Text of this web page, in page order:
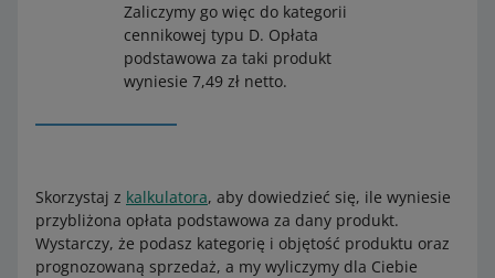
Zaliczymy go więc do kategorii
cennikowej typu D. Opłata
podstawowa za taki produkt
wyniesie 7,49 zł netto.
Skorzystaj z kalkulatora, aby dowiedzieć się, ile wyniesie
przybliżona opłata podstawowa za dany produkt.
Wystarczy, że podasz kategorię i objętość produktu oraz
prognozowaną sprzedaż, a my wyliczymy dla Ciebie